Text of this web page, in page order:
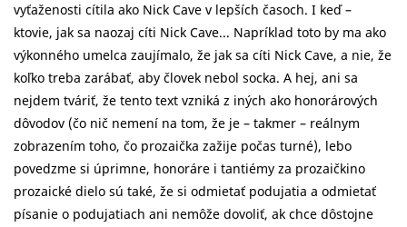
vyťaženosti cítila ako Nick Cave v lepších časoch. I keď –
ktovie, jak sa naozaj cíti Nick Cave... Napríklad toto by ma ako
výkonného umelca zaujímalo, že jak sa cíti Nick Cave, a nie, že
koľko treba zarábať, aby človek nebol socka. A hej, ani sa
nejdem tváriť, že tento text vzniká z iných ako honorárových
dôvodov (čo nič nemení na tom, že je – takmer – reálnym
zobrazením toho, čo prozaička zažije počas turné), lebo
povedzme si úprimne, honoráre i tantiémy za prozaičkino
prozaické dielo sú také, že si odmietať podujatia a odmietať
písanie o podujatiach ani nemôže dovoliť, ak chce dôstojne